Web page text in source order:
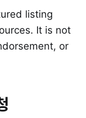
listing
It is not
or